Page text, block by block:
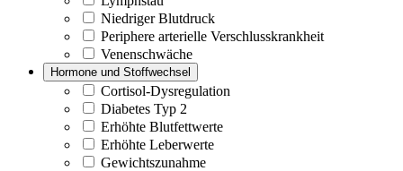
Niedriger Blutdruck
Periphere arterielle Verschlusskrankheit
Venenschwäche
Hormone und Stoffwechsel
Cortisol-Dysregulation
Diabetes Typ 2
Erhöhte Blutfettwerte
Erhöhte Leberwerte
Gewichtszunahme